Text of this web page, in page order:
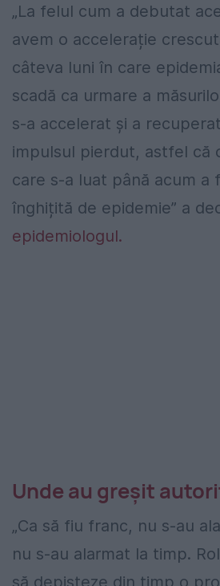
„La felul cum a debutat
avem o accelerație
câteva luni în care
scadă ca urmare a
s-a accelerat și a
impulsul pierdut, astfel că
care s-a luat până acum a
înghițită de epidemie” a
epidemiologul.
Unde au greşit
„Ca să fiu franc, nu s-au
nu s-au alarmat la timp.
să depisteze din timp o